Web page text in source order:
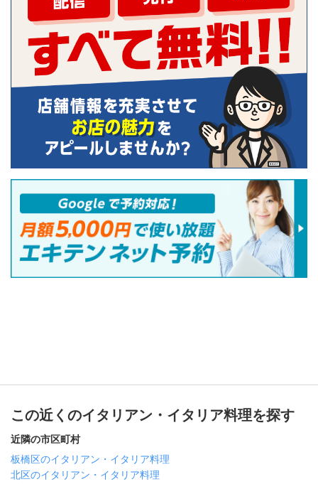
この近くのイタリアン・イタリア料理を探す
近隣の市区町村
板橋区のイタリアン・イタリア料理
北区のイタリアン・イタリア料理